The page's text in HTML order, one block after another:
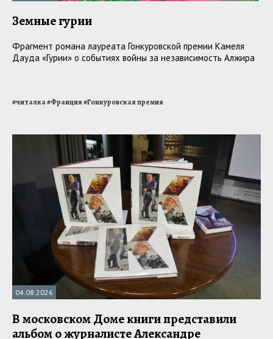
Земные гурии
Фрагмент романа лауреата Гонкуровской премии Камеля
Дауда «Гурии» о событиях войны за независимость Алжира
#читалка#Франция#Гонкуровская премия
04.08.2026
В московском Доме книги представили
альбом о журналисте Александре